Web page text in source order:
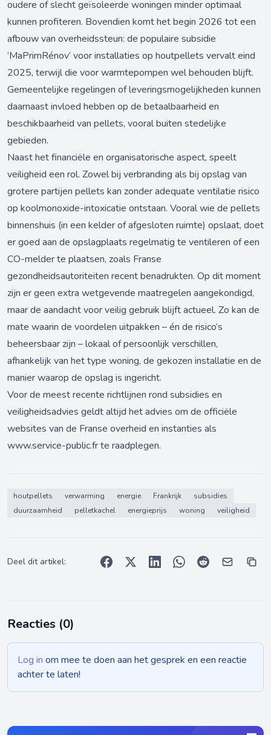
oudere of slecht geïsoleerde woningen minder optimaal
kunnen profiteren. Bovendien komt het begin 2026 tot een
afbouw van overheidssteun: de populaire subsidie
‘MaPrimRénov’ voor installaties op houtpellets vervalt eind
2025, terwijl die voor warmtepompen wel behouden blijft.
Gemeentelijke regelingen of leveringsmogelijkheden kunnen
daarnaast invloed hebben op de betaalbaarheid en
beschikbaarheid van pellets, vooral buiten stedelijke
gebieden.
Naast het financiële en organisatorische aspect, speelt
veiligheid een rol. Zowel bij verbranding als bij opslag van
grotere partijen pellets kan zonder adequate ventilatie risico
op koolmonoxide-intoxicatie ontstaan. Vooral wie de pellets
binnenshuis (in een kelder of afgesloten ruimte) opslaat, doet
er goed aan de opslagplaats regelmatig te ventileren of een
CO-melder te plaatsen, zoals Franse
gezondheidsautoriteiten recent benadrukten. Op dit moment
zijn er geen extra wetgevende maatregelen aangekondigd,
maar de aandacht voor veilig gebruik blijft actueel. Zo kan de
mate waarin de voordelen uitpakken – én de risico’s
beheersbaar zijn – lokaal of persoonlijk verschillen,
afhankelijk van het type woning, de gekozen installatie en de
manier waarop de opslag is ingericht.
Voor de meest recente richtlijnen rond subsidies en
veiligheidsadvies geldt altijd het advies om de officiële
websites van de Franse overheid en instanties als
www.service-public.frte raadplegen.
houtpellets verwarming energie Frankrijk
subsidies
duurzaamheid
pelletkachel energieprijs woning veiligheid
Deel dit artikel:
Reacties (0)
Log in om mee te doen aan het gesprek en een reactie
achter te laten!